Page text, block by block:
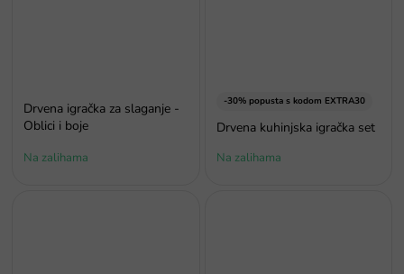
Drvena igračka za slaganje -
Oblici i boje
Na zalihama
-30% popusta s kodom EXTRA30
Drvena kuhinjska igračka set
Na zalihama